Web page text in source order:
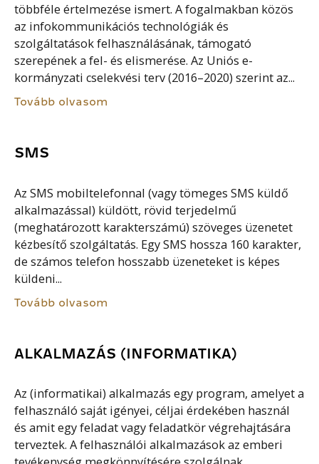
többféle értelmezése ismert. A fogalmakban közös
az infokommunikációs technológiák és
szolgáltatások felhasználásának, támogató
szerepének a fel- és elismerése. Az Uniós e-
kormányzati cselekvési terv (2016–2020) szerint az...
Tovább olvasom
SMS
Az SMS mobiltelefonnal (vagy tömeges SMS küldő
alkalmazással) küldött, rövid terjedelmű
(meghatározott karakterszámú) szöveges üzenetet
kézbesítő szolgáltatás. Egy SMS hossza 160 karakter,
de számos telefon hosszabb üzeneteket is képes
küldeni...
Tovább olvasom
ALKALMAZÁS (INFORMATIKA)
Az (informatikai) alkalmazás egy program, amelyet a
felhasználó saját igényei, céljai érdekében használ
és amit egy feladat vagy feladatkör végrehajtására
terveztek. A felhasználói alkalmazások az emberi